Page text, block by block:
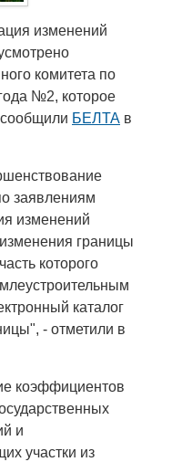
изменений
комитета по
№2, которое
БЕЛТА в
заявлениям
изменений
границы
которого
каталог
- отметили в
коэффициентов
и
участки из